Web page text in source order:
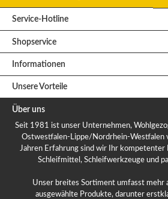
Service-Hotline
Shopservice
Informationen
Unsere Vorteile
Über uns
Seit 1981 ist unser Unternehmen,
Ostwestfalen-Lippe/Nordrhein-Westfalen
Jahren Erfahrung sind wir Ihr
Schleifmittel, Schleifwerkzeuge und
Unser breites Sortiment umfasst mehr
ausgewählte Produkte, darunter